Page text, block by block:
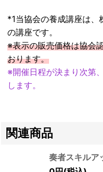
*1当協会の養成講座は
の講座です。
※表示の販売価格は協会
おります。
※開催日程が決まり次第
します。
関連商品
奏者スキルア